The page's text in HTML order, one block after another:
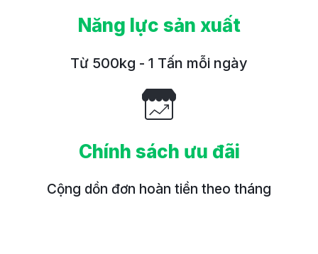
Năng lực sản xuất
Từ 500kg - 1 Tấn mỗi ngày
Chính sách ưu đãi
Cộng dồn đơn hoàn tiền theo tháng